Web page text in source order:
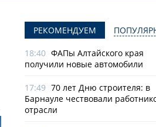
РЕКОМЕНДУЕМ
18:40 ФАПы Алтайского края
получили новые автомобили
17:49 70 лет Дню строителя: в
Барнауле чествовали
отрасли